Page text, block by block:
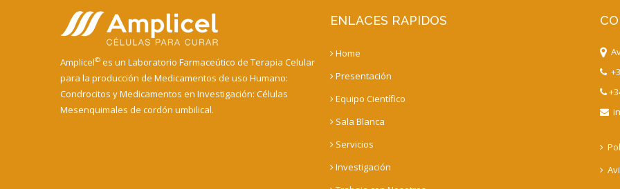
Amplicel© es un Laboratorio Farmaceútico de Terapia Celular
para la producción de Medicamentos de uso Humano:
Condrocitos y Medicamentos en Investigación: Células
Mesenquimales de cordón umbilical.
ENLACES RAPIDOS
Home
Presentación
Equipo Científico
Sala Blanca
Servicios
Investigación